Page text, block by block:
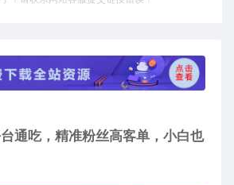
通吃，精准粉丝高客单，小白也